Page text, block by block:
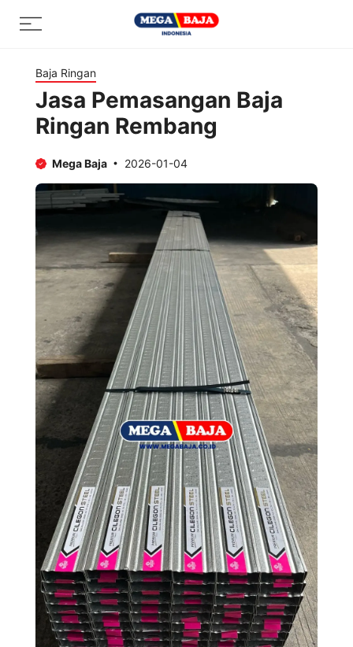
Menu
Baja Ringan
Jasa Pemasangan Baja
Ringan Rembang
Mega Baja 2026-01-04